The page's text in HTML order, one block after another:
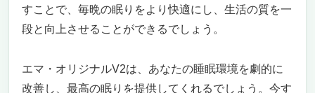
すことで、毎晩の眠りをより快適にし、生活の質を一
段と向上させることができるでしょう。
エマ・オリジナルV2は、あなたの睡眠環境を劇的に
改善し、最高の眠りを提供してくれるでしょう。今す